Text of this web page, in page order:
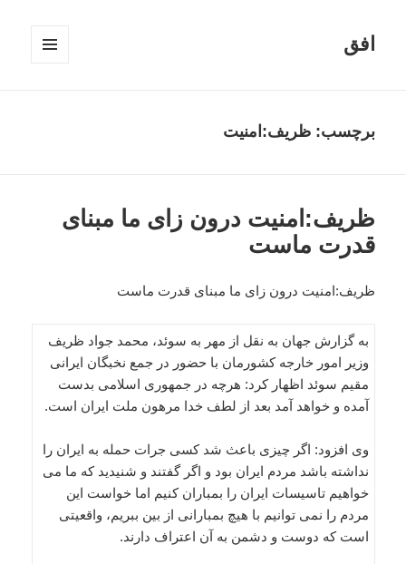
افق
برچسب:ظریف:امنیت
ظریف:امنیت درون زای ما مبنای
قدرت ماست
ظریف:امنیت درون زای ما مبنای قدرت ماست
به گزارش جهان به نقل از مهر به سوئد، محمد جواد ظریف
وزیر امور خارجه کشورمان با حضور در جمع نخبگان ایرانی
مقیم سوئد اظهار کرد: هرچه در جمهوری اسلامی بدست
آمده و خواهد آمد بعد از لطف خدا مرهون ملت ایران است.
وی افزود: اگر چیزی باعث شد کسی جرات حمله به ایران را
نداشته باشد مردم ایران بود و اگر گفتند و شنیدید که ما می
خواهیم تاسیسات ایران را بمباران کنیم اما خواست این
مردم را نمی توانیم با هیچ بمبارانی از بین ببریم، واقعیتی
است که دوست و دشمن به آن اعتراف دارند.